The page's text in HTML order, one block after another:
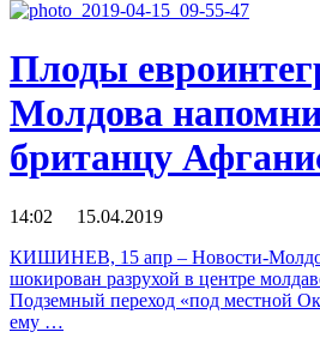
Плоды
Молдова
британцу
14:02 15.04.2019
КИШИНЕВ, 15 апр – Новости-
шокирован разрухой в центре
Подземный переход «под местной
ему …